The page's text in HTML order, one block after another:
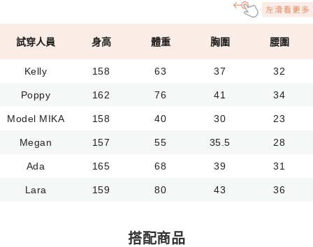
試穿人員 身高 體重 胸圍 腰圍
Kelly 158 63 37 32
Poppy 162 76 41 34
Model MIKA 158 40 30 23
Megan 157 55 35.5 28
Ada 165 68 39 31
Lara 159 80 43 36
搭配商品